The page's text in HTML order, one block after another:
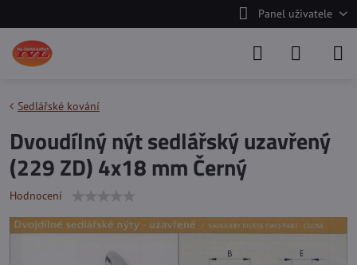
Panel uživatele
Sedlářské kování
Dvoudílný nýt sedlářský uzavřený
(229 ZD) 4x18 mm Černý
Hodnocení